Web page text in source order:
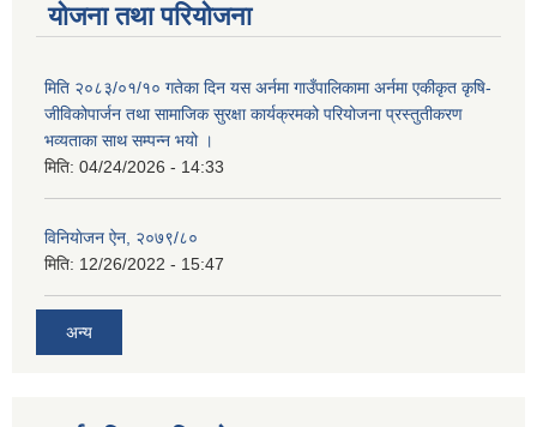
योजना तथा परियोजना
मिति २०८३/०१/१० गतेका दिन यस अर्नमा गाउँपालिकामा अर्नमा एकीकृत कृषि-
जीविकोपार्जन तथा सामाजिक सुरक्षा कार्यक्रमको परियोजना प्रस्तुतीकरण
भव्यताका साथ सम्पन्न भयो ।
मिति: 04/24/2026 - 14:33
विनियाेजन ऐन, २०७९/८०
मिति: 12/26/2022 - 15:47
अन्य